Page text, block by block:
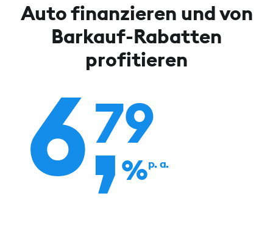
Auto finanzieren und von
Barkauf-Rabatten
profitieren
6,
79
%p. a.